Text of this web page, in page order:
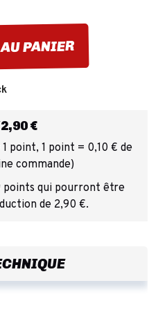
PANIER
€
point, 1 point = 0,10 € de
commande)
points qui pourront être
de 2,90 €.